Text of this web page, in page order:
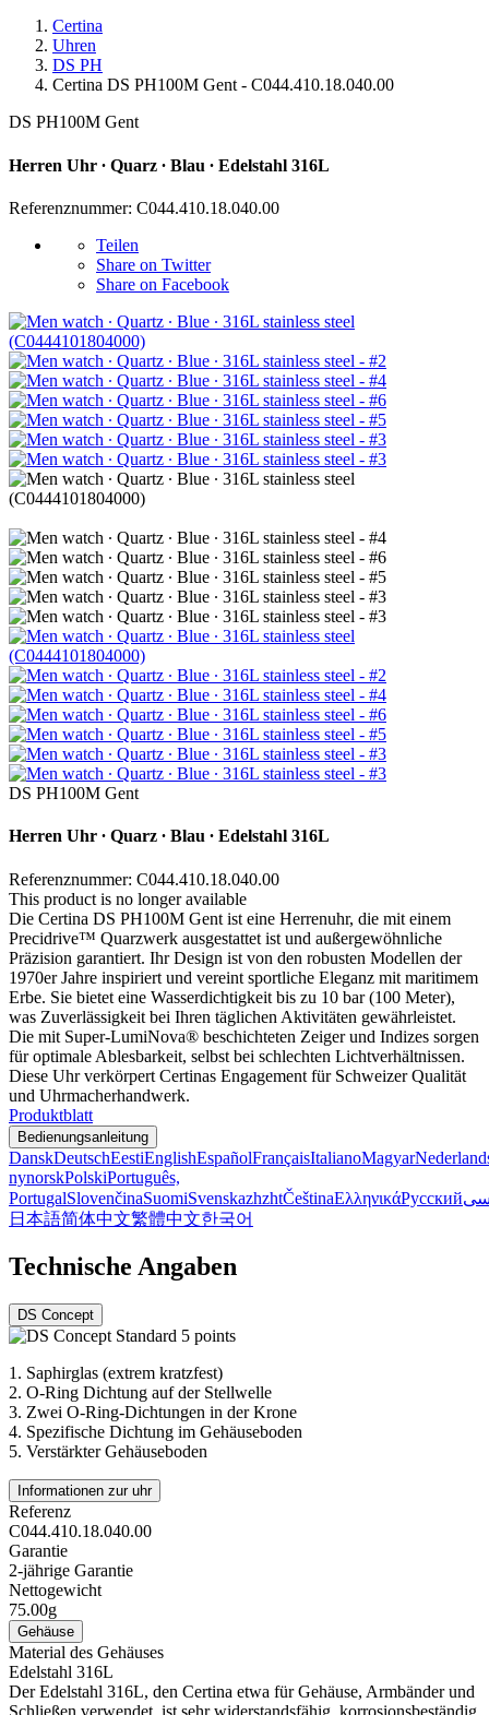
Certina
Uhren
DS PH
Certina DS PH100M Gent - C044.410.18.040.00
DS PH100M Gent
Herren Uhr ∙ Quarz ∙ Blau ∙ Edelstahl 316L
Referenznummer: C044.410.18.040.00
Teilen
Share on Twitter
Share on Facebook
DS PH100M Gent
Herren Uhr ∙ Quarz ∙ Blau ∙ Edelstahl 316L
Referenznummer: C044.410.18.040.00
This product is no longer available
Die Certina DS PH100M Gent ist eine Herrenuhr, die mit einem
Precidrive™ Quarzwerk ausgestattet ist und außergewöhnliche
Präzision garantiert. Ihr Design ist von den robusten Modellen der
1970er Jahre inspiriert und vereint sportliche Eleganz mit maritimem
Erbe. Sie bietet eine Wasserdichtigkeit bis zu 10 bar (100 Meter),
was Zuverlässigkeit bei Ihren täglichen Aktivitäten gewährleistet.
Die mit Super-LumiNova® beschichteten Zeiger und Indizes sorgen
für optimale Ablesbarkeit, selbst bei schlechten Lichtverhältnissen.
Diese Uhr verkörpert Certinas Engagement für Schweizer Qualität
und Uhrmacherhandwerk.
Produktblatt
Bedienungsanleitung
DanskDeutschEestiEnglishEspañolFrançaisItalianoMagyar
nynorskPolskiPortuguês,
PortugalSlovenčinaSuomiSvenskazhzhtČeštinaΕλληνικάРусский
日本語简体中文繁體中文한국어
Technische Angaben
DS Concept
1. Saphirglas (extrem kratzfest)
2. O-Ring Dichtung auf der Stellwelle
3. Zwei O-Ring-Dichtungen in der Krone
4. Spezifische Dichtung im Gehäuseboden
5. Verstärkter Gehäuseboden
Informationen zur uhr
Referenz
C044.410.18.040.00
Garantie
2-jährige Garantie
Nettogewicht
75.00g
Gehäuse
Material des Gehäuses
Edelstahl 316L
Der Edelstahl 316L, den Certina etwa für Gehäuse, Armbänder und